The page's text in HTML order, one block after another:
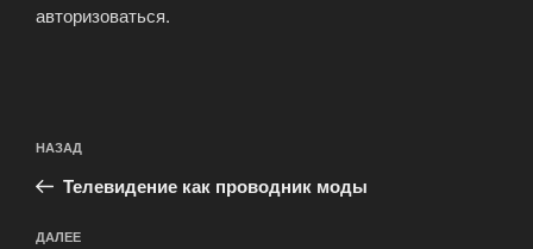
авторизоваться.
по
записям
Предыдущая
запись:
НАЗАД
Телевидение как проводник моды
Следующая
ДАЛЕЕ